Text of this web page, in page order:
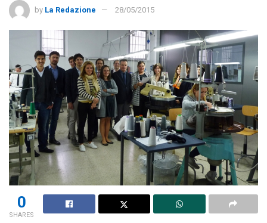
by La Redazione 28/05/2015
0
SHARES